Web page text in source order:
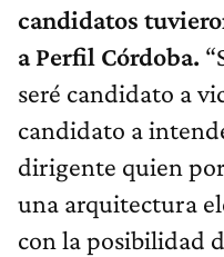
candidatos
a Perfil Córdoba.
seré candidato a
candidato a
dirigente quien
una arquitectura
con la posibilidad